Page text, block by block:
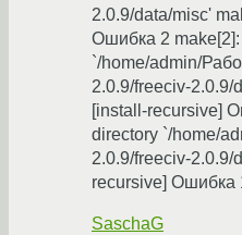
2.0.9/data/misc'
Ошибка 2
`/home/admin/
2.0.9/freeciv-2.0.9/
[install-recursive]
directory `/home/
2.0.9/freeciv-2.0.9/
recursive] Ошибка
SaschaG